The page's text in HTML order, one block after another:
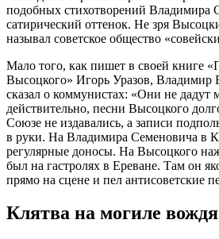
подобных стихотворений Владимира
сатирический оттенок. Не зря
называл советское общество
Мало того, как пишет в своей книге
Высоцкого» Игорь Уразов, Владимир
сказал о коммунистах: «Они не дадут
действительно, песни Высоцкого
Союзе не издавались, а записи
в руки. На Владимира Семеновича в
регулярные доносы. На Высоцкого
был на гастролях в Ереване. Там он
прямо на сцене и пел антисоветские
Клятва на могиле вождя